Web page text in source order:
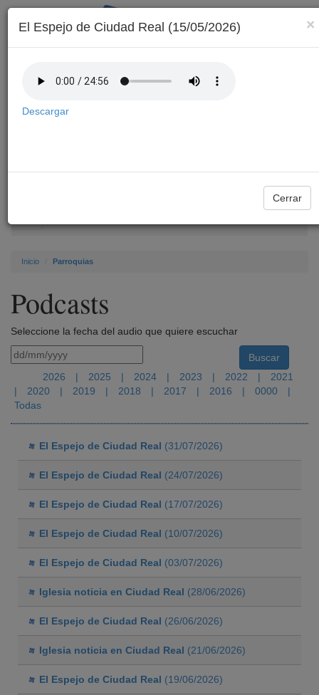
navigation
Inicio Parroquias
Podcasts
Seleccione la fecha del audio que quiere escuchar
2026 | 2025 | 2024 | 2023 | 2022 |
2021
|
2020 | 2019 | 2018 | 2017 | 2016 | 0000
|
Todas
El Espejo de Ciudad Real (31/07/2026)
El Espejo de Ciudad Real (24/07/2026)
El Espejo de Ciudad Real (17/07/2026)
El Espejo de Ciudad Real (10/07/2026)
El Espejo de Ciudad Real (03/07/2026)
Iglesia noticia en Ciudad Real (28/06/2026)
El Espejo de Ciudad Real (26/06/2026)
Iglesia noticia en Ciudad Real (21/06/2026)
El Espejo de Ciudad Real (19/06/2026)
×
El Espejo de Ciudad Real (15/05/2026)
Descargar
Cerrar